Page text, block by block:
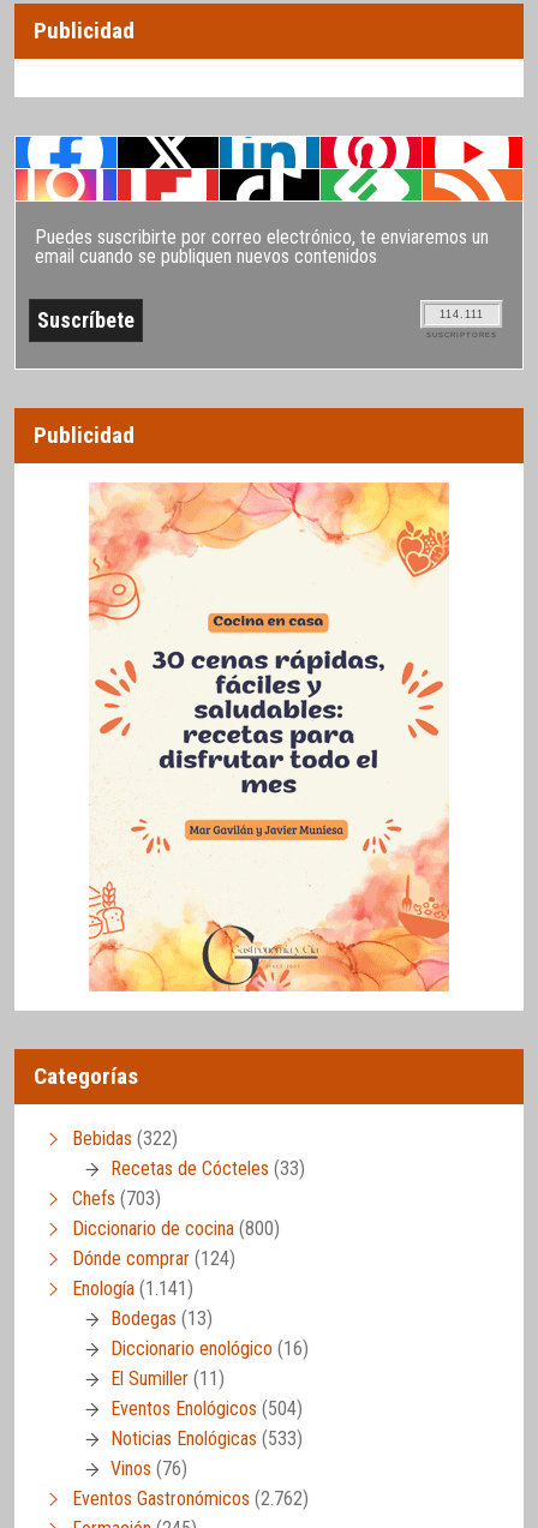
Publicidad
Puedes suscribirte por correo electrónico, te enviaremos un
email cuando se publiquen nuevos contenidos
114.111
SUSCRIPTORES
Publicidad
Categorías
Bebidas (322)
Recetas de Cócteles (33)
Chefs (703)
Diccionario de cocina (800)
Dónde comprar (124)
Enología (1.141)
Bodegas (13)
Diccionario enológico (16)
El Sumiller (11)
Eventos Enológicos (504)
Noticias Enológicas (533)
Vinos (76)
Eventos Gastronómicos (2.762)